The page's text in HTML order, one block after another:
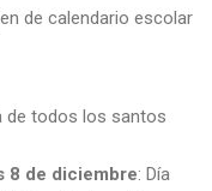
de todos los santos
8 de diciembre: Día